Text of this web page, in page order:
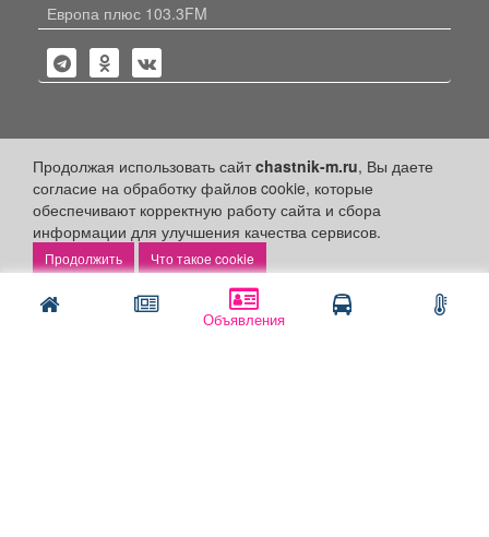
Объявления
Продолжая использовать сайтchastnik-m.ru, Вы даете
согласие на обработку файлов cookie, которые
обеспечивают корректную работу сайта и сбора
информации для улучшения качества сервисов.
Что такое cookie
Европа плюс 103.3FM
Политика конфиденциальности
Публикации с пометкой «Реклама», «На правах рекламы»,
«Партнёрский проект» оплачены рекламодателем.
Редакция сайта не несет ответственности за достоверность
объявлениях.
+16 © 2006-2026 ООО "Частник-М"